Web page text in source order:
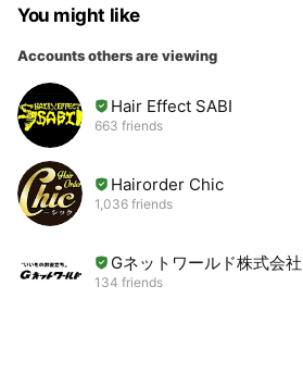
You might like
Accounts others are viewing
Hair Effect SABI
663 friends
Hairorder Chic
1,036 friends
Gネットワールド株式会
134 friends